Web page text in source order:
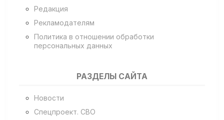
Редакция
Рекламодателям
Политика в отношении обработки
персональных данных
РАЗДЕЛЫ САЙТА
Новости
Спецпроект. СВО